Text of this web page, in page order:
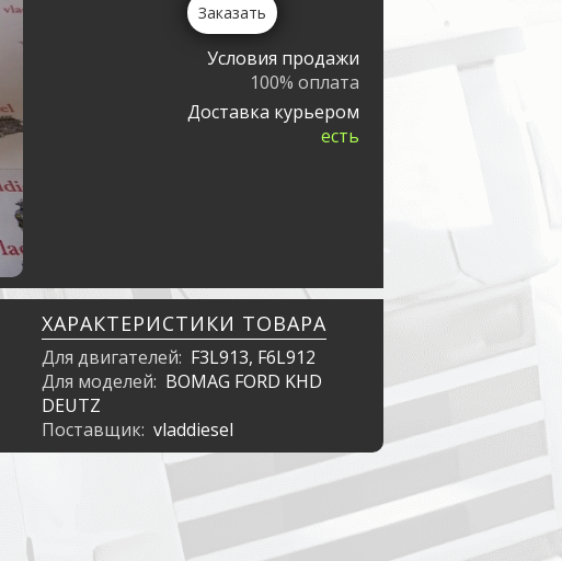
Заказать
Условия продажи
100% оплата
Доставка курьером
есть
ХАРАКТЕРИСТИКИ ТОВАРА
Для двигателей: F3L913, F6L912
Для моделей: BOMAG FORD KHD
DEUTZ
Поставщик: vladdiesel